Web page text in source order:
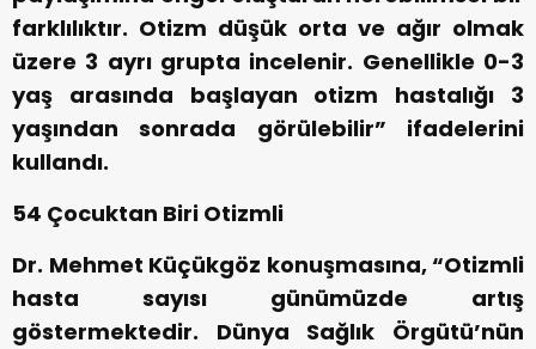
farklılıktır. Otizm düşük orta ve ağır olmak
üzere 3 ayrı grupta incelenir. Genellikle 0-3
yaş arasında başlayan otizm hastalığı 3
yaşından sonrada görülebilir” ifadelerini
kullandı.
54 Çocuktan Biri Otizmli
Dr. Mehmet Küçükgöz konuşmasına, “Otizmli
hasta sayısı günümüzde artış
göstermektedir. Dünya Sağlık Örgütü’nün